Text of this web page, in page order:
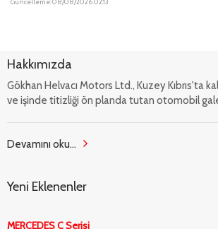
Hakkımızda
Gökhan Helvacı Motors Ltd., Kuzey Kıbrıs'ta
ve işinde titizliği ön planda tutan otomobil
Devamını oku...
Yeni Eklenenler
MERCEDES C Serisi